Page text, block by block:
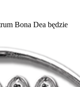
Bona Dea będzie